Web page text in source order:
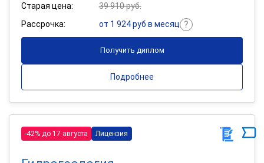
Старая цена:
39 910 руб.
Рассрочка:
от 1 924 руб в месяц
Получить диплом
Подробнее
-42% до 17 августа Лицензия